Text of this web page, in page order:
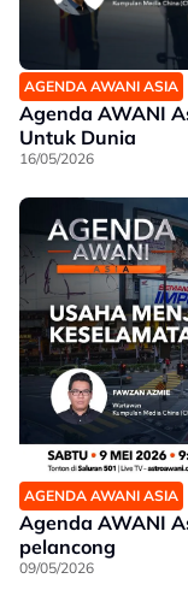
AGENDA AWANI ASIA
Agenda AWANI
Untuk Dunia
16/05/2026
AGENDA AWANI ASIA
Agenda AWANI
pelancong
09/05/2026